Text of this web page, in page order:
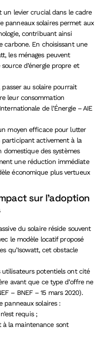
un levier crucial dans le cadre
panneaux solaires permet aux
contribuant ainsi
carbone. En choisissant une
les ménages peuvent
d’énergie propre et
passer au solaire pourrait
leur consommation
de l’Énergie – AIE
moyen efficace pour lutter
activement à la
domestique des systèmes
une réduction immédiate
économique plus vertueux
sur l’adoption
du solaire réside souvent
le modèle locatif proposé
qu’Isowatt, cet obstacle
utilisateurs potentiels ont cité
avant que ce type d’offre ne
– BNEF – 15 mars 2020).
panneaux solaires :
requis ;
à la maintenance sont